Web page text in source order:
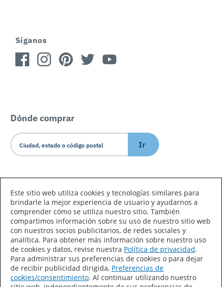
Síganos
Dónde comprar
Ir
Declaración de accesibilidad
Mapa del sitio
Términos de uso
Privacidad
Este sitio web utiliza cookies y tecnologías similares para
brindarle la mejor experiencia de usuario y ayudarnos a
comprender cómo se utiliza nuestro sitio. También
compartimos información sobre su uso de nuestro sitio web
con nuestros socios publicitarios, de redes sociales y
analítica. Para obtener más información sobre nuestro uso
de cookies y datos, revise nuestra Política de privacidad.
Para administrar sus preferencias de cookies o para dejar
de recibir publicidad dirigida, Preferencias de
cookies/consentimiento. Al continuar utilizando nuestro